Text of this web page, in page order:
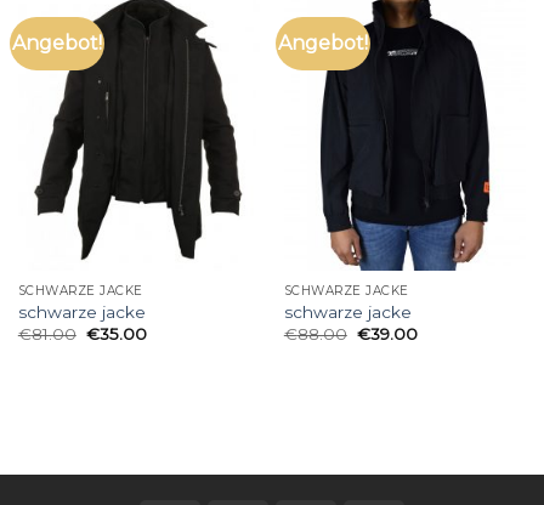
Angebot!
SCHWARZE JACKE
schwarze jacke
€81.00 €35.00
Angebot!
SCHWARZE JACKE
schwarze jacke
€88.00 €39.00